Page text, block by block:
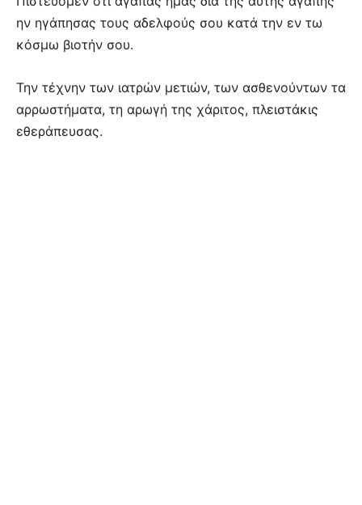
ην ηγάπησας τους αδελφούς σου κατά την εν τω
κόσμω βιοτήν σου.
Την τέχνην των ιατρών μετιών, των ασθενούντων τα
αρρωστήματα, τη αρωγή της χάριτος, πλειστάκις
εθεράπευσας.